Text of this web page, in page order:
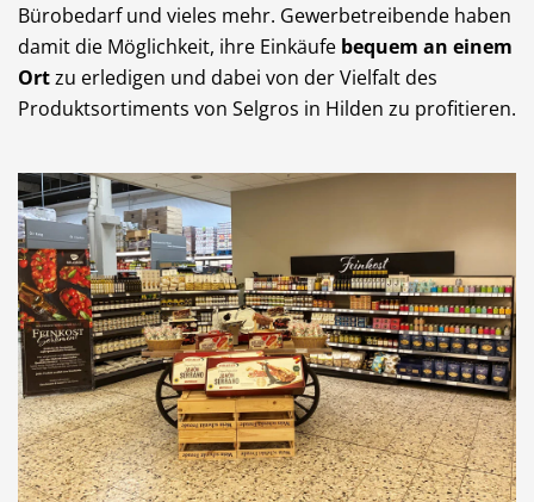
Bürobedarf und vieles mehr. Gewerbetreibende haben
damit die Möglichkeit, ihre Einkäufe bequem an einem
Ortzu erledigen und dabei von der Vielfalt des
Produktsortiments von Selgros in Hilden zu profitieren.